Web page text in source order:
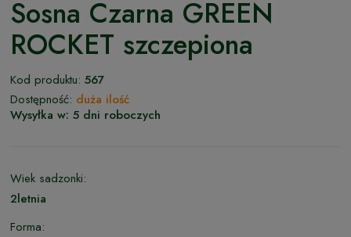
Sosna Czarna GREEN
ROCKET szczepiona
Kod produktu: 567
Dostępność: duża ilość
Wysyłka w: 5 dni roboczych
Wiek sadzonki:
2letnia
Forma: